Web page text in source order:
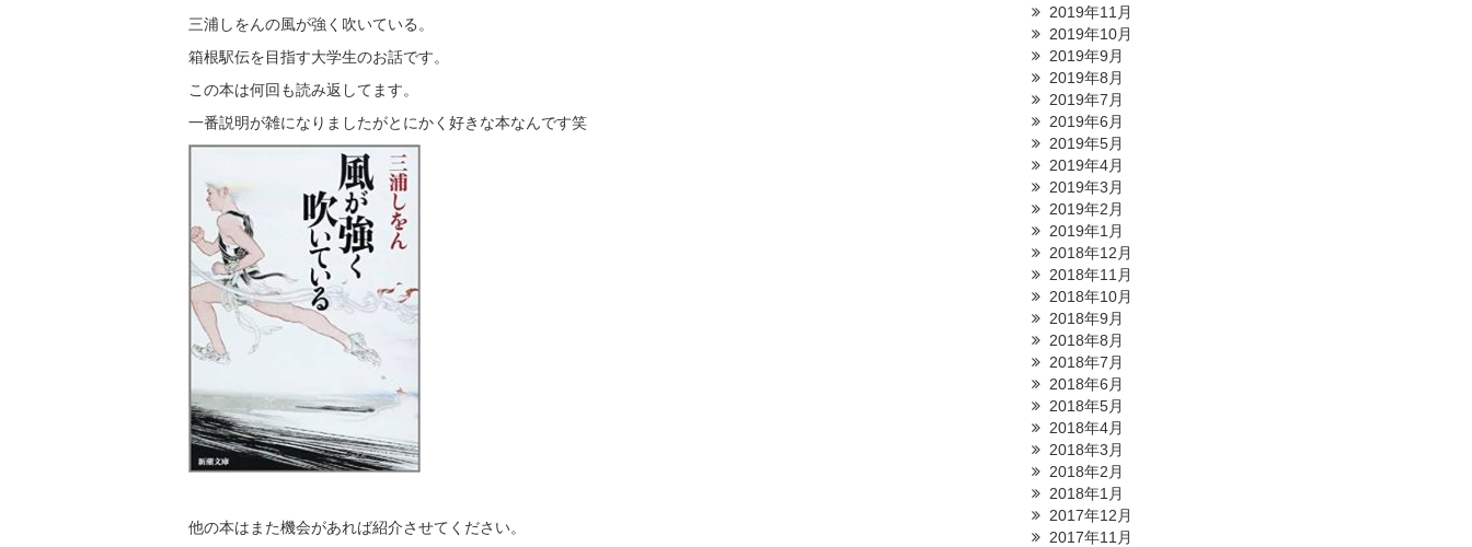
三浦しをんの風が強く吹いている。
箱根駅伝を目指す大学生のお話です。
この本は何回も読み返してます。
一番説明が雑になりましたがとにかく好きな本なんです笑
他の本はまた機会があれば紹介させてください。
2019年11月
2019年10月
2019年9月
2019年8月
2019年7月
2019年6月
2019年5月
2019年4月
2019年3月
2019年2月
2019年1月
2018年12月
2018年11月
2018年10月
2018年9月
2018年8月
2018年7月
2018年6月
2018年5月
2018年4月
2018年3月
2018年2月
2018年1月
2017年12月
2017年11月